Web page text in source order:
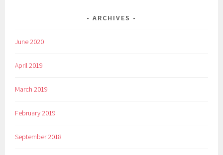
ARCHIVES
June 2020
April 2019
March 2019
February 2019
September 2018